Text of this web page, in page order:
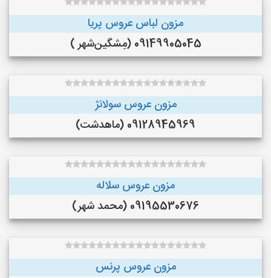
مزون لباس عروس پریا
09149905045 (مِشگین‌شهر )
مزون عروس سولانژ
09128945969 (ماهدشت)
مزون عروس سلاله
09195530676 (محمد شهر)
مزون عروس پرنس